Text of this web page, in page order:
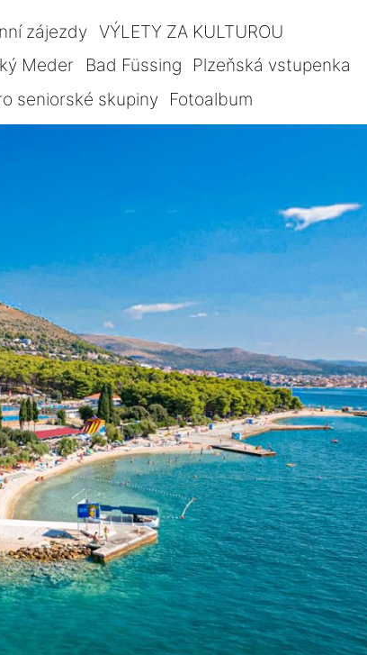
zájezdy VÝLETY ZA KULTUROU
Meder Bad Füssing
Plzeňská vstupenka
seniorské skupiny Fotoalbum